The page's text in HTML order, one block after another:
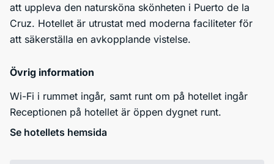
att uppleva den natursköna skönheten i Puerto de la
Cruz. Hotellet är utrustat med moderna faciliteter för
att säkerställa en avkopplande vistelse.
Övrig information
Wi-Fi i rummet ingår, samt runt om på hotellet ingår
Receptionen på hotellet är öppen dygnet runt.
Se hotellets hemsida